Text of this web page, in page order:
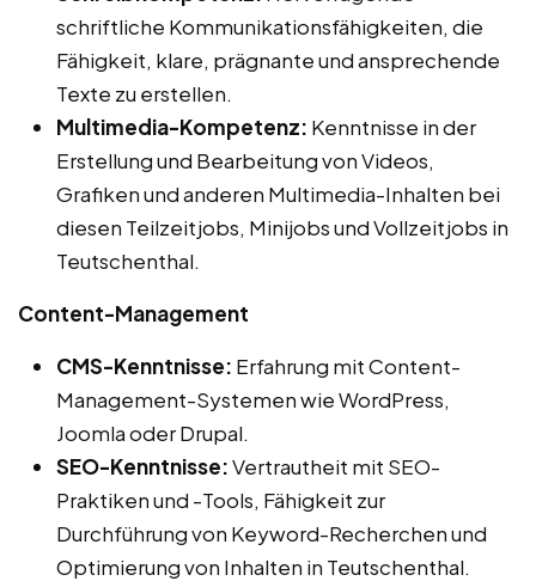
schriftliche Kommunikationsfähigkeiten, die
Fähigkeit, klare, prägnante und ansprechende
Texte zu erstellen.
Multimedia-Kompetenz: Kenntnisse in der
Erstellung und Bearbeitung von Videos,
Grafiken und anderen Multimedia-Inhalten bei
diesen Teilzeitjobs, Minijobs und Vollzeitjobs in
Teutschenthal.
Content-Management
CMS-Kenntnisse: Erfahrung mit Content-
Management-Systemen wie WordPress,
Joomla oder Drupal.
SEO-Kenntnisse:Vertrautheit mit SEO-
Praktiken und -Tools, Fähigkeit zur
Durchführung von Keyword-Recherchen und
Optimierung von Inhalten in Teutschenthal.